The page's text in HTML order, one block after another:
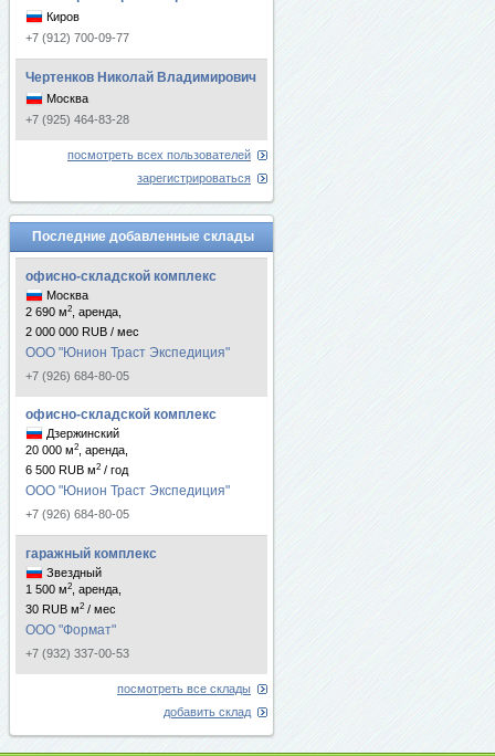
Киров
+7 (912) 700-09-77
Чертенков Николай Владимирович
Москва
+7 (925) 464-83-28
посмотреть всех пользователей
зарегистрироваться
Последние добавленные склады
офисно-складской комплекс
Москва
2 690 м2
, аренда,
2 000 000 RUB / мес
ООО "Юнион Траст Экспедиция"
+7 (926) 684-80-05
офисно-складской комплекс
Дзержинский
20 000 м2
, аренда,
6 500 RUB м2 / год
ООО "Юнион Траст Экспедиция"
+7 (926) 684-80-05
гаражный комплекс
Звездный
1 500 м2
, аренда,
30 RUB м2 / мес
ООО "Формат"
+7 (932) 337-00-53
посмотреть все склады
добавить склад